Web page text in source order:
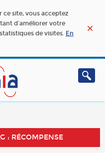
site, vous acceptez
d’améliorer votre
de visites. En
: RÉCOMPENSE